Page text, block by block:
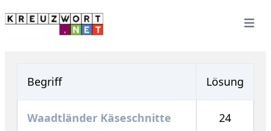
Open
Begriff Lösung
Waadtländer Käseschnitte 24